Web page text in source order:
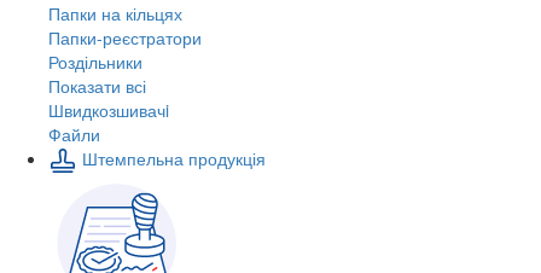
Папки на кільцях
Папки-реєстратори
Роздільники
Показати всі
Швидкозшивачi
Файли
Штемпельна продукція